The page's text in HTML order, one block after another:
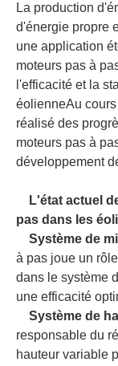
La production
d'énergie propre
une application
moteurs pas à
l'efficacité et la
éolienneAu
réalisé des
moteurs pas à
développement
L'état actuel
pas dans les
Système de
à pas joue un
dans le système
une efficacité
Système de
responsable du
hauteur variable